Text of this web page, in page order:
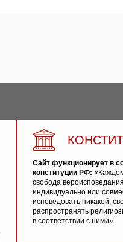
Сайт функционирует в
конституции РФ:
свобода
индивидуально или
исповедовать никакой,
распространять
в соответствии с ними».